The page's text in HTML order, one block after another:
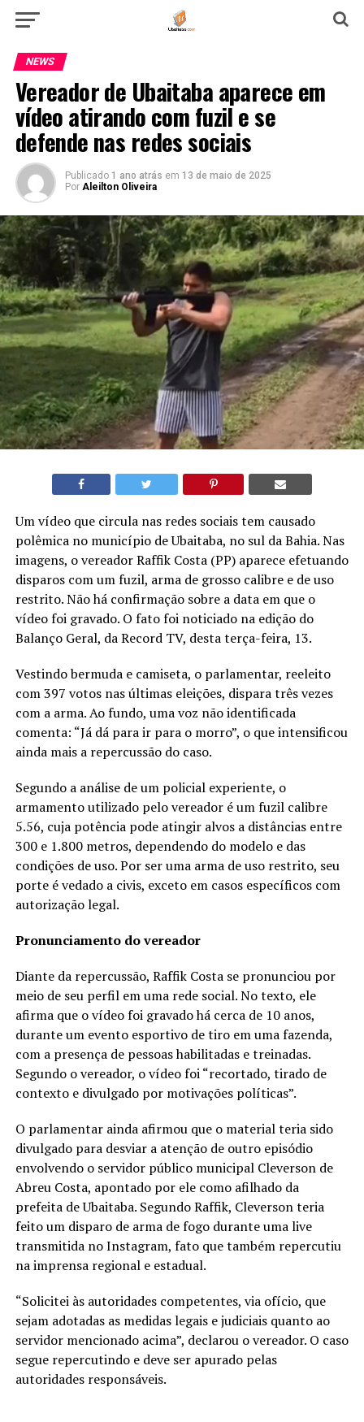
NEWS
Vereador de Ubaitaba aparece em
vídeo atirando com fuzil e se
defende nas redes sociais
Publicado 1 ano atrás em 13 de maio de 2025
Por Aleilton Oliveira
Um vídeo que circula nas redes sociais tem causado
polêmica no município de Ubaitaba, no sul da Bahia. Nas
imagens, o vereador Raffik Costa (PP) aparece efetuando
disparos com um fuzil, arma de grosso calibre e de uso
restrito. Não há confirmação sobre a data em que o
vídeo foi gravado. O fato foi noticiado na edição do
Balanço Geral, da Record TV, desta terça-feira, 13.
Vestindo bermuda e camiseta, o parlamentar, reeleito
com 397 votos nas últimas eleições, dispara três vezes
com a arma. Ao fundo, uma voz não identificada
comenta: “Já dá para ir para o morro”, o que intensificou
ainda mais a repercussão do caso.
Segundo a análise de um policial experiente, o
armamento utilizado pelo vereador é um fuzil calibre
5.56, cuja potência pode atingir alvos a distâncias entre
300 e 1.800 metros, dependendo do modelo e das
condições de uso. Por ser uma arma de uso restrito, seu
porte é vedado a civis, exceto em casos específicos com
autorização legal.
Pronunciamento do vereador
Diante da repercussão, Raffik Costa se pronunciou por
meio de seu perfil em uma rede social. No texto, ele
afirma que o vídeo foi gravado há cerca de 10 anos,
durante um evento esportivo de tiro em uma fazenda,
com a presença de pessoas habilitadas e treinadas.
Segundo o vereador, o vídeo foi “recortado, tirado de
contexto e divulgado por motivações políticas”.
O parlamentar ainda afirmou que o material teria sido
divulgado para desviar a atenção de outro episódio
envolvendo o servidor público municipal Cleverson de
Abreu Costa, apontado por ele como afilhado da
prefeita de Ubaitaba. Segundo Raffik, Cleverson teria
feito um disparo de arma de fogo durante uma live
transmitida no Instagram, fato que também repercutiu
na imprensa regional e estadual.
“Solicitei às autoridades competentes, via ofício, que
sejam adotadas as medidas legais e judiciais quanto ao
servidor mencionado acima”, declarou o vereador. O caso
segue repercutindo e deve ser apurado pelas
autoridades responsáveis.